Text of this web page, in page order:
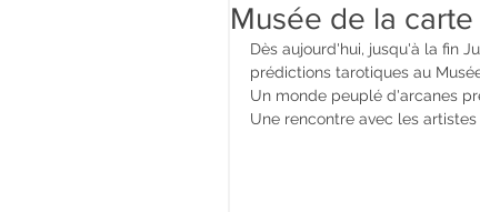
Musée de la
Dès aujourd'hui, jusqu'à la fin
prédictions tarotiques au
Un monde peuplé d'arcanes
Une rencontre avec les